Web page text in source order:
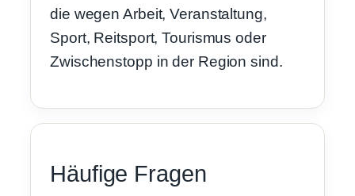
die wegen Arbeit, Veranstaltung,
Sport, Reitsport, Tourismus oder
Zwischenstopp in der Region sind.
Häufige Fragen